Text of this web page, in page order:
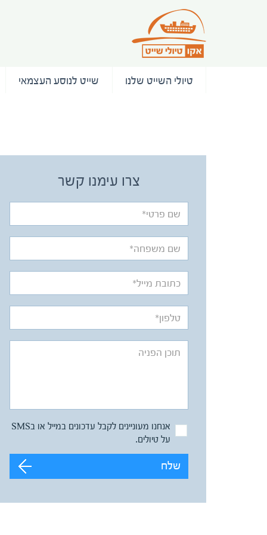
טיולי השייט שלנו שייט לנוסע העצמאי
צרו עימנו קשר
אנחנו מעוניינים לקבל עדכונים במייל או בSMS
על טיולים.
שלח